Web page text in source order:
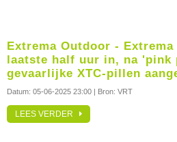
Extrema Outdoor -
laatste half uur in, na 'pink
gevaarlijke XTC-pillen
Datum: 05-06-2025 23:00 | Bron: VRT
LEES VERDER